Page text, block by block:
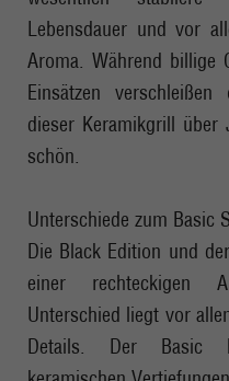
Lebensdauer und vor
Aroma. Während billige
Einsätzen
dieser Keramikgrill über
schön.
Unterschiede zum Basic
Die Black Edition und
einer rechteckigen
Unterschied liegt vor
Details. Der Basic